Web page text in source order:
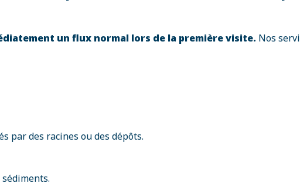
un flux normal lors de la première visite. Nos
par des racines ou des dépôts.